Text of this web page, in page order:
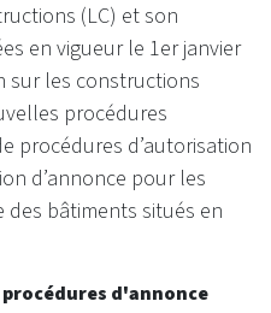
(LC) et son
en vigueur le 1er janvier
sur les constructions
procédures
procédures d’autorisation
d’annonce pour les
des bâtiments situés en
procédures d'annonce